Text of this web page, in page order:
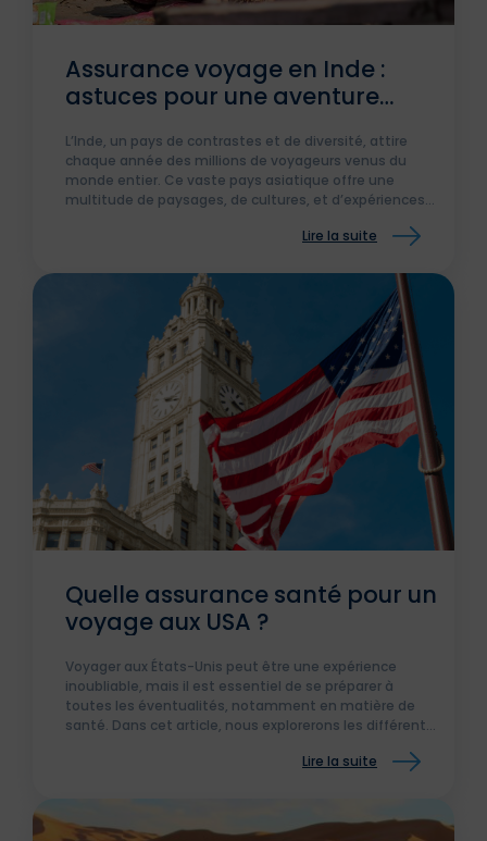
Assurance voyage en Inde :
astuces pour une aventure
L’Inde, un pays de contrastes et de diversité, attire
chaque année des millions de voyageurs venus du
monde entier. Ce vaste pays asiatique offre une
multitude de paysages, de cultures, et d’expériences
essentiel de bien se préparer, notamment en
couvert en cas d’imprévus.
Lire la suite
Quelle assurance santé pour un
voyage aux USA ?
Voyager aux États-Unis peut être une expérience
inoubliable, mais il est essentiel de se préparer à
toutes les éventualités, notamment en matière de
santé. Dans cet article, nous explorerons les différents
utilisant des exemples de contrats proposés par AVA
Lire la suite